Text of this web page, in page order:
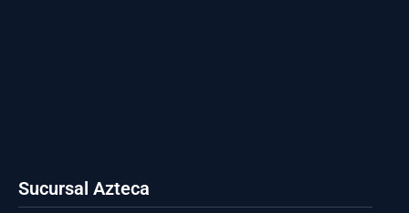
Sucursal Azteca